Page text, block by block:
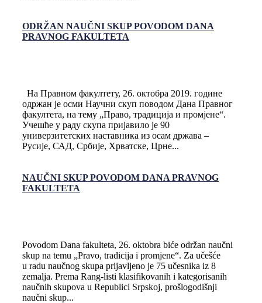
ODRŽAN NAUČNI SKUP POVODOM DANA
PRAVNOG FAKULTETA
На Правном факултету, 26. октобра 2019. године
одржан је осми Научни скуп поводом Дана Правног
факултета, на тему „Право, традиција и промјене“.
Учешће у раду скупа пријавило је 90
универзитетских наставника из осам држава –
Русије, САД, Србије, Хрватске, Црне...
NAUČNI SKUP POVODOM DANA PRAVNOG
FAKULTETA
Povodom Dana fakulteta, 26. oktobra biće održan naučni
skup na temu „Pravo, tradicija i promjene“. Za učešće
u radu naučnog skupa prijavljeno je 75 učesnika iz 8
zemalja. Prema Rang-listi klasifikovanih i kategorisanih
naučnih skupova u Republici Srpskoj, prošlogodišnji
naučni skup...